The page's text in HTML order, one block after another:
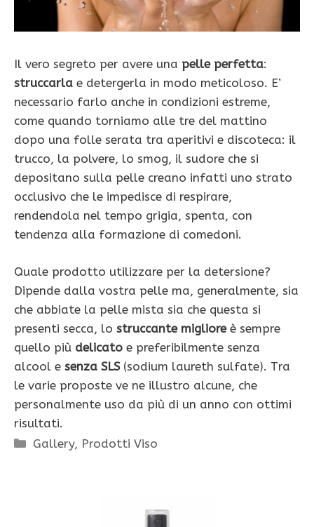
Il vero segreto per avere una pelle perfetta:
struccarla e detergerla in modo meticoloso. E’
necessario farlo anche in condizioni estreme,
come quando torniamo alle tre del mattino
dopo una folle serata tra aperitivi e discoteca: il
trucco, la polvere, lo smog, il sudore che si
depositano sulla pelle creano infatti uno strato
occlusivo che le impedisce di respirare,
rendendola nel tempo grigia, spenta, con
tendenza alla formazione di comedoni.
Quale prodotto utilizzare per la detersione?
Dipende dalla vostra pelle ma, generalmente, sia
che abbiate la pelle mista sia che questa si
presenti secca, lo struccante miglioreè sempre
quello più delicato e preferibilmente senza
alcool e senza SLS (sodium laureth sulfate). Tra
le varie proposte ve ne illustro alcune, che
personalmente uso da più di un anno con ottimi
risultati.
Categorie
Gallery, Prodotti Viso